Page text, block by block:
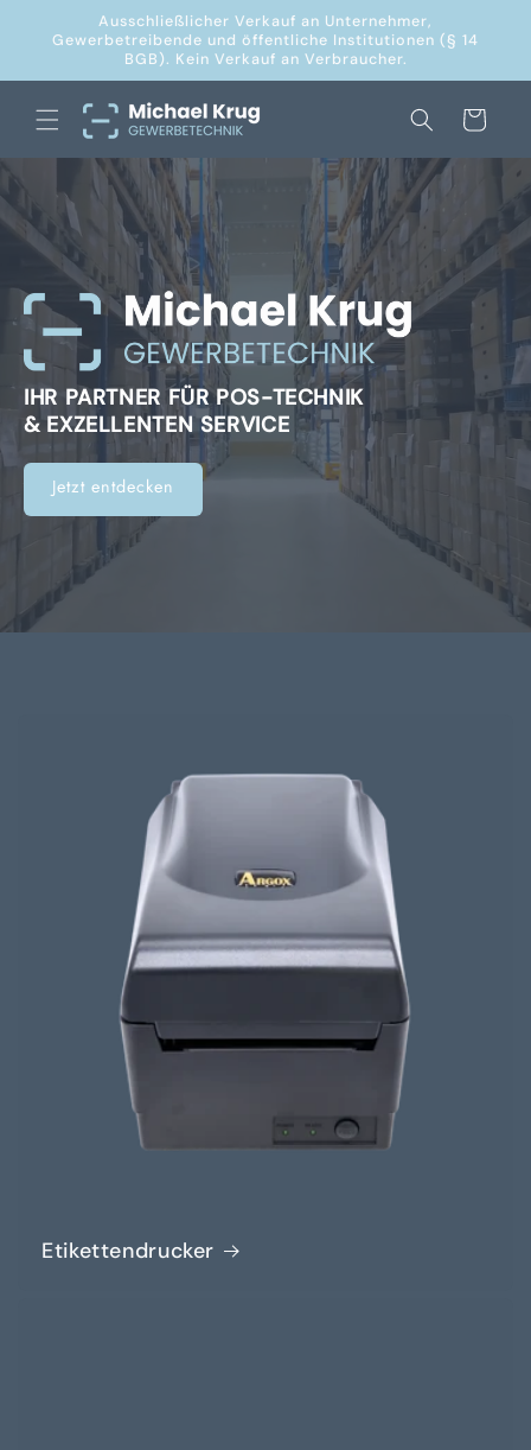
Inhalt
Ausschließlicher Verkauf an Unternehmer,
Gewerbetreibende und öffentliche Institutionen (§ 14
BGB). Kein Verkauf an Verbraucher.
Warenkorb
IHR PARTNER FÜR POS-TECHNIK
& EXZELLENTEN SERVICE
Jetzt entdecken
Etikettendrucker